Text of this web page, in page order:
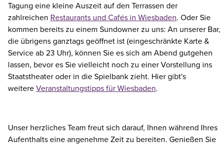
Tagung eine kleine Auszeit auf den Terrassen der
zahlreichen Restaurants und Cafés in Wiesbaden. Oder Sie
kommen bereits zu einem Sundowner zu uns: An unserer Bar,
die übrigens ganztags geöffnet ist (eingeschränkte Karte &
Service ab 23 Uhr), können Sie es sich am Abend gutgehen
lassen, bevor es Sie vielleicht noch zu einer Vorstellung ins
Staatstheater oder in die Spielbank zieht. Hier gibt's
weitere Veranstaltungstipps für Wiesbaden.
Unser herzliches Team freut sich darauf, Ihnen während Ihres
Aufenthalts eine angenehme Zeit zu bereiten. Genießen Sie